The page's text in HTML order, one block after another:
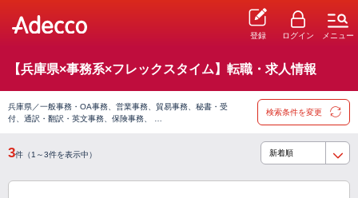
登録 ログイン メニュー
【兵庫県×事務系×フレックスタイム】転職・求人情報
兵庫県／一般事務・OA事務、営業事務、貿易事務、秘書・受
付、通訳・翻訳・英文事務、保険事務、 …
検索条件を変更
3件（1～3件を表示中）